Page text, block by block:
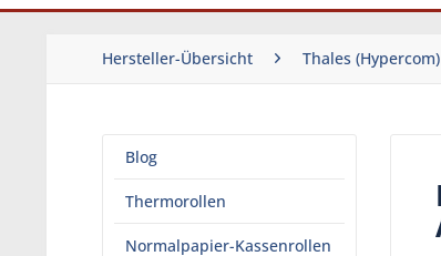
Hersteller-Übersicht Thales (Hypercom)
Blog
Thermorollen
Normalpapier-Kassenrollen